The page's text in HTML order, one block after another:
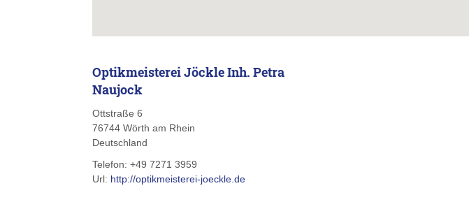
Optikmeisterei Jöckle Inh. Petra
Naujock
Ottstraße 6
76744 Wörth am Rhein
Deutschland
Telefon: +49 7271 3959
Url: http://optikmeisterei-joeckle.de